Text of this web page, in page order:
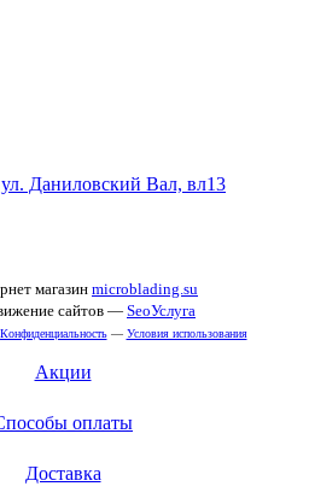
Даниловский Вал, вл13
магазинmicroblading.su
сайтов — SeoУслуга
Конфиденциальность— Условия использования
Акции
оплаты
Доставка